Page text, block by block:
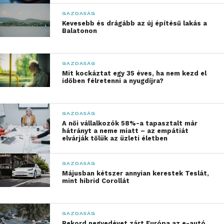
A magánügyfelek és üzleti
partnerek képviselete
A jogi szakmában nem csupán a nagyvállalatok
kapnak kiemelt figyelmet, hanem a
magánszemélyek is fontos ügyfélkört alkotnak. A
különleges érzékenységet és tapasztalatot
igényelnek. Az ügyvédi irodák felkészültsége
gyakran kulcsfontosságú, hiszen az érintett felek
számára a jogi segítségnyújtás csak egy része a
megoldásnak – az empátia és megértés szintén
elengedhetetlen.
irodák, mint a BV Partners, nem csupán
GAZDASÁG
Kevesebb és drágább az új építésű lakás a
Balatonon
GAZDASÁG
Mit kockáztat egy 35 éves, ha nem kezd el
időben félretenni a nyugdíjra?
GAZDASÁG
A női vállalkozók 58%-a tapasztalt már
hátrányt a neme miatt – az empátiát
elvárják tőlük az üzleti életben
GAZDASÁG
Májusban kétszer annyian kerestek Teslát,
mint hibrid Corollát
GAZDASÁG